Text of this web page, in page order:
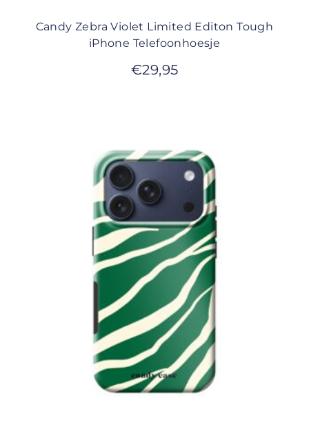
Candy Zebra Violet Limited Editon Tough
iPhone Telefoonhoesje
€29,95